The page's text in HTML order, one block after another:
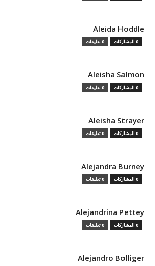
Aleida Hoddle
0 المشاركات 0 تعليقات
Aleisha Salmon
0 المشاركات 0 تعليقات
Aleisha Strayer
0 المشاركات 0 تعليقات
Alejandra Burney
0 المشاركات 0 تعليقات
Alejandrina Pettey
0 المشاركات 0 تعليقات
Alejandro Bolliger